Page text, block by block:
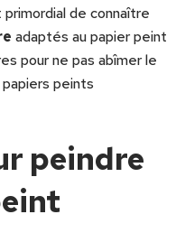
de connaître
adaptés au papier peint
pour ne pas abîmer le
peints
peindre